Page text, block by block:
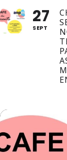
27
SEPT